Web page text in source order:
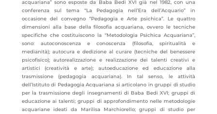
acquariana” sono esposte da Baba Bedi XVI già nel 1982, con una
conferenza sul tema “La Pedagogia nell’Era dell’Acquario” in
occasione del convegno “Pedagogia e Arte psichica”. Le quattro
dimensioni alla base della filosofia acquariana, ovvero le tecniche
specifiche che costituiscono la “Metodologia Psichica Acquariana”,
sono: autoconoscenza e conoscenza (filosofia, spiritualità e
medianità); autocura e dedizione al curare (tecniche del benessere
psicofisico); autorealizzazione e realizzazione dei talenti creativi e
artistici (creatività e arte); autoeducazione ed educazione alla
trasmissione (pedagogia acquariana). In tal senso, le attività
dell’Istituto di Pedagogia Acquariana si articolano in gruppi di studio
per la trasmissione degli insegnamenti di Baba Bedi XVI; gruppi di
educazione ai talenti; gruppi di approfondimento nelle metodologie
acquariane ideati da Marilisa Marchiorello; gruppi di studio per